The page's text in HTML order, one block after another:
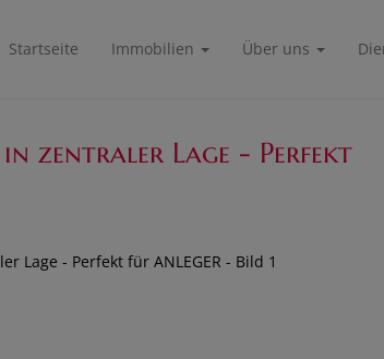
Startseite Immobilien Über uns
zentraler Lage - Perfekt